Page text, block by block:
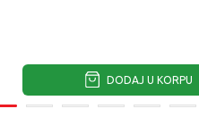
DODAJ U KORPU